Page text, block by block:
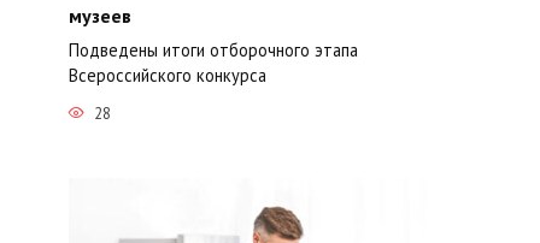
музеев
Подведены итоги отборочного этапа
Всероссийского конкурса
28